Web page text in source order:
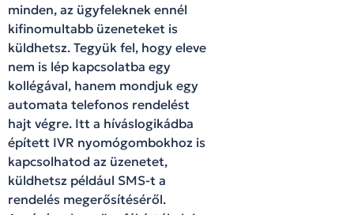
minden, az ügyfeleknek ennél
kifinomultabb üzeneteket is
küldhetsz. Tegyük fel, hogy eleve
nem is lép kapcsolatba egy
kollégával, hanem mondjuk egy
automata telefonos rendelést
hajt végre. Itt a híváslogikádba
épített IVR nyomógombokhoz is
kapcsolhatod az üzenetet,
küldhetsz például SMS-t a
rendelés megerősítéséről.